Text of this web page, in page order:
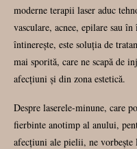
moderne terapii laser aduc
vasculare, acnee, epilare sau
întinereşte, este soluţia de
mai sporită, care ne scapă de
afecţiuni şi din zona estetică.
Despre laserele-minune, care
fierbinte anotimp al anului,
afecțiuni ale pielii, ne